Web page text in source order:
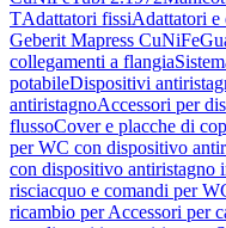
TAdattatori fissiAdattatori e
Geberit Mapress CuNiFe
collegamenti a flangia
potabileDispositivi
antiristagnoAccessori per
flussoCover e placche di
per WC con dispositivo
con dispositivo antiristagno
risciacquo e comandi per
ricambio per Accessori per